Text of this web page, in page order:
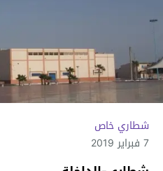
شطاري خاص
7 فبراير 2019